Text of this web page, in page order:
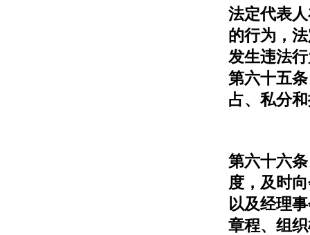
法定代表
的行为，
发生违法
第六十五
占、私分
第六十六
度，及时
以及经理
章程、组